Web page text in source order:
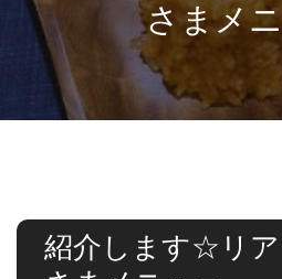
さまメ
紹介します☆リ